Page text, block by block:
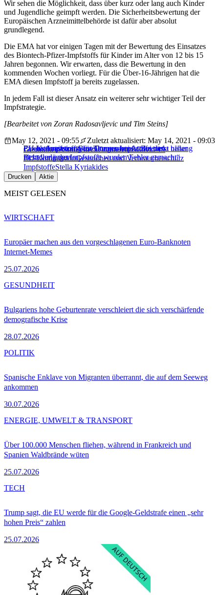
Wir sehen die Möglichkeit, dass über kurz oder lang auch Kinder
und Jugendliche geimpft werden. Die Sicherheitsbewertung der
Europäischen Arzneimittelbehörde ist dafür aber absolut
grundlegend.
Die EMA hat vor einigen Tagen mit der Bewertung des Einsatzes
des Biontech-Pfizer-Impfstoffs für Kinder im Alter von 12 bis 15
Jahren begonnen. Wir erwarten, dass die Bewertung in den
kommenden Wochen vorliegt. Für die Über-16-Jährigen hat die
EMA diesen Impfstoff ja bereits zugelassen.
In jedem Fall ist dieser Ansatz ein weiterer sehr wichtiger Teil der
Impfstrategie.
[Bearbeitet von Zoran Radosavljevic und Tim Steins]
EU-Kommissionsvize Timmermans: „Bei der
Bestellung der Impfstoffe wurden Fehler gemacht“
EU hat Impfstoff-Bestellungen bei Astrazeneca bislang
nicht verlängert
Patent-Aussetzung für Corona-Impfstoffe rückt näher
May 12, 2021 - 09:55
Zuletzt aktualisiert: May 14, 2021 - 09:03
GesundheitAstraZenecaCoronavirusCovid-19
EU-KommissionGesundheit und Verbraucherschutz
ImpfstoffeStella Kyriakides
Drucken Aktie
MEIST GELESEN
Europäer machen aus den vorgeschlagenen Euro-Banknoten
Internet-Memes
25.07.2026
WIRTSCHAFT
Bulgariens hohe Geburtenrate verschleiert die sich verschärfende
demografische Krise
28.07.2026
GESUNDHEIT
Spanische Enklave von Migranten überrannt, die auf dem Seeweg
ankommen
30.07.2026
POLITIK
Über 100.000 Menschen fliehen, während in Frankreich und
Spanien Waldbrände wüten
25.07.2026
ENERGIE, UMWELT & TRANSPORT
Trump sagt, die EU werde für die Google-Geldstrafe einen „sehr
hohen Preis“ zahlen
25.07.2026
TECH